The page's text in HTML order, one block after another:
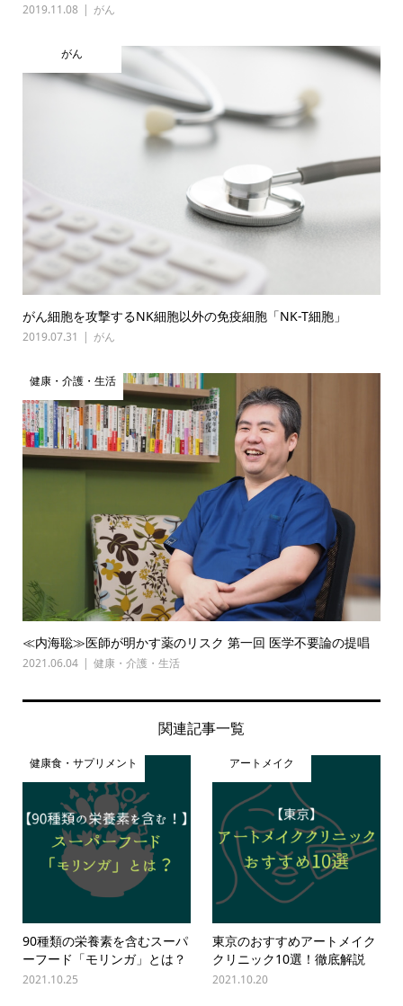
2019.11.08 がん
がん
がん細胞を攻撃するNK細胞以外の免疫細胞「NK-T細胞」
2019.07.31 がん
健康・介護・生活
≪内海聡≫医師が明かす薬のリスク 第一回 医学不要論の提唱
2021.06.04 健康・介護・生活
関連記事一覧
健康食・サプリメント
90種類の栄養素を含むスーパ
ーフード「モリンガ」とは？
2021.10.25
アートメイク
東京のおすすめアートメイク
クリニック10選！徹底解説
2021.10.20